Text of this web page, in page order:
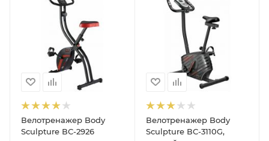
Велотренажер Body
Sculpture ВС-2926
Велотренажер Body
Sculpture ВС-3110G,